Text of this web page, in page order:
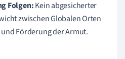
Folgen:Kein abgesicherter
zwischen Globalen Orten
Förderung der Armut.